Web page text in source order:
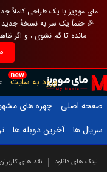
مای موویز با یک طراحی کاملاً
🎉 حتماً یک سر به نسخهٔ
مانده تا گم نشوی ، و اگر
new
ورود به سایت
صفحه اصلی
چهره های
سریال ها
آخرین دوبله ها
لینک های دانلود نقد های کاربران